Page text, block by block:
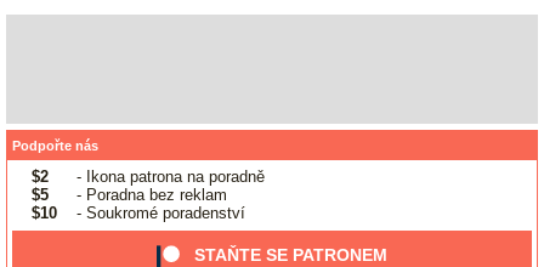
Podpořte nás
$2
- Ikona patrona na poradně
$5
- Poradna bez reklam
$10
- Soukromé poradenství
STAŇTE SE PATRONEM